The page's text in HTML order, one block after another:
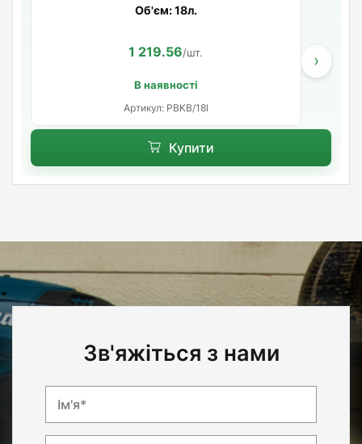
Об'єм: 18л.
1 219.56/шт.
В наявності
Артикул: PBKB/18l
›
Купити
Зв'яжіться з нами
Ім'я*